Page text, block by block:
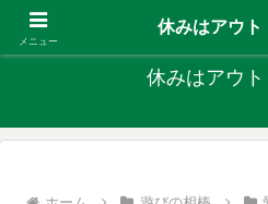
キャンプ、釣り、旅行など
休みはアウ
メニュー
休みはアウト